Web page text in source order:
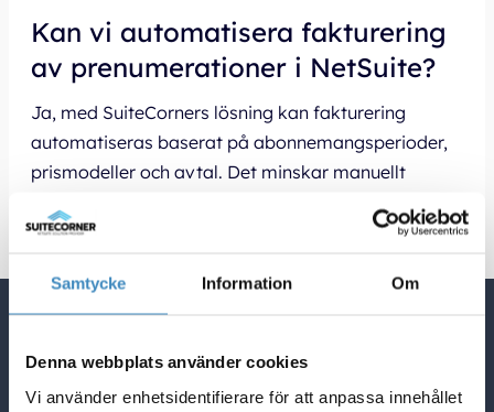
Samtycke Information Om
Denna webbplats använder cookies
Vi använder enhetsidentifierare för att anpassa innehållet
Kan vi automatisera fakturering
av prenumerationer i NetSuite?
Ja, med SuiteCorners lösning kan fakturering
automatiseras baserat på abonnemangsperioder,
prismodeller och avtal. Det minskar manuellt
NetSuite Blogg
NetSuite partner i Sverige